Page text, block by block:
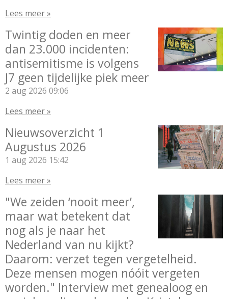
Lees meer »
Twintig doden en meer
dan 23.000 incidenten:
antisemitisme is volgens
J7 geen tijdelijke piek meer
2 aug 2026 09:06
Lees meer »
Nieuwsoverzicht 1
Augustus 2026
1 aug 2026 15:42
Lees meer »
"We zeiden ‘nooit meer’,
maar wat betekent dat
nog als je naar het
Nederland van nu kijkt?
Daarom: verzet tegen vergetelheid.
Deze mensen mogen nóóit vergeten
worden." Interview met genealoog en